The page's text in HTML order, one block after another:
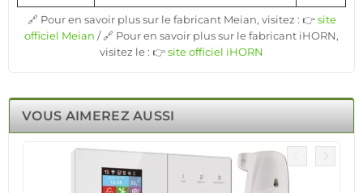
🔗 Pour en savoir plus sur le fabricant Meian, visitez : 👉site
officiel Meian / 🔗 Pour en savoir plus sur le fabricant iHORN,
visitez le : 👉site officiel iHORN
VOUS AIMEREZ AUSSI